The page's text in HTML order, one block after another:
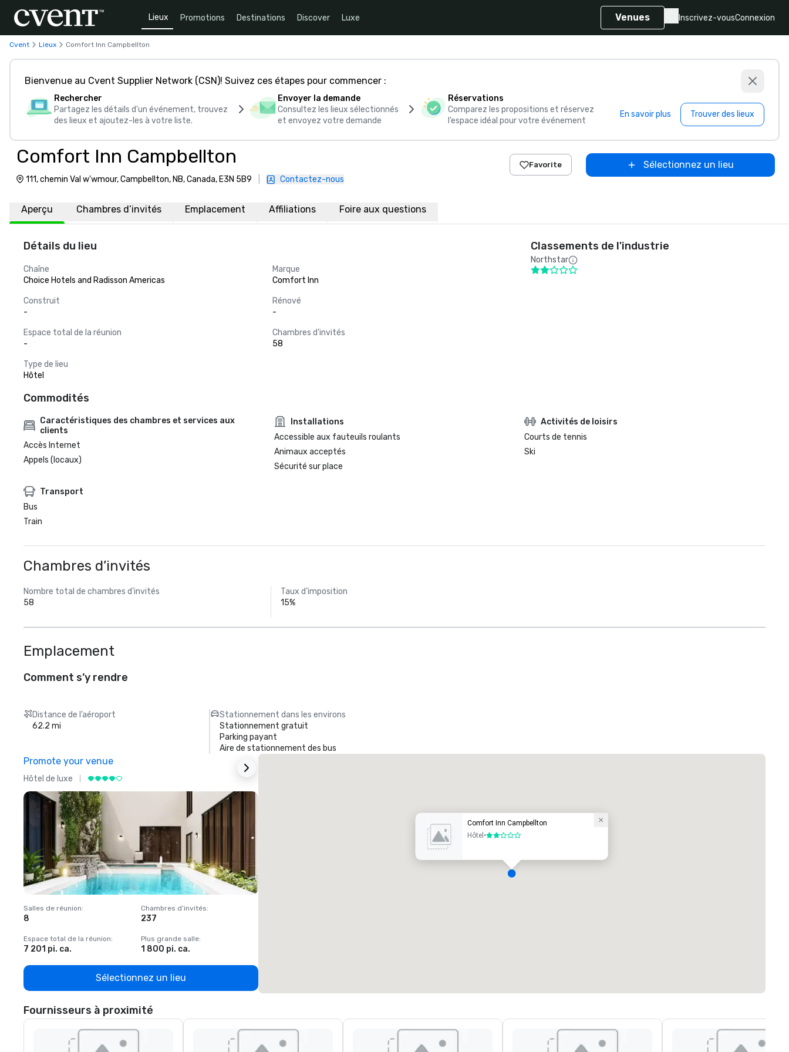
Lieux Promotions Destinations Discover Luxe Venues Inscrivez-vousConnexion
Cvent Lieux Comfort Inn Campbellton
Bienvenue au Cvent Supplier Network (CSN)! Suivez ces étapes pour commencer :
Rechercher
Partagez les détails d'un événement, trouvez
des lieux et ajoutez-les à votre liste.
Envoyer la demande
Consultez les lieux sélectionnés
et envoyez votre demande
Réservations
Comparez les propositions et réservez
l’espace idéal pour votre événement
En savoir plus Trouver des lieux
Comfort Inn Campbellton
111, chemin Val w'wmour, Campbellton, NB, Canada, E3N 5B9 Contactez-nous
Favorite Sélectionnez un lieu
Aperçu Chambres d’invités Emplacement Affiliations Foire aux questions
Détails du lieu
Chaîne
Choice Hotels and Radisson Americas
Marque
Comfort Inn
Construit
-
Rénové
-
Espace total de la réunion
-
Chambres d’invités
58
Type de lieu
Hôtel
Classements de l'industrie
Northstar
Commodités
Caractéristiques des chambres et services aux
clients
Accès Internet
Appels (locaux)
Installations
Accessible aux fauteuils roulants
Animaux acceptés
Sécurité sur place
Activités de loisirs
Courts de tennis
Ski
Transport
Bus
Train
Chambres d’invités
Nombre total de chambres d’invités
58
Taux d’imposition
15%
Emplacement
Comment s’y rendre
Distance de l’aéroport
62.2 mi
Stationnement dans les environs
Stationnement gratuit
Parking payant
Aire de stationnement des bus
Promote your venue
Hôtel de luxe
Salles de réunion:
8
Chambres d’invités:
237
Espace total de la réunion:
7 201 pi. ca.
Plus grande salle:
1 800 pi. ca.
Sélectionnez un lieu
Comfort Inn Campbellton
Hôtel •2 sur 5
Fournisseurs à proximité